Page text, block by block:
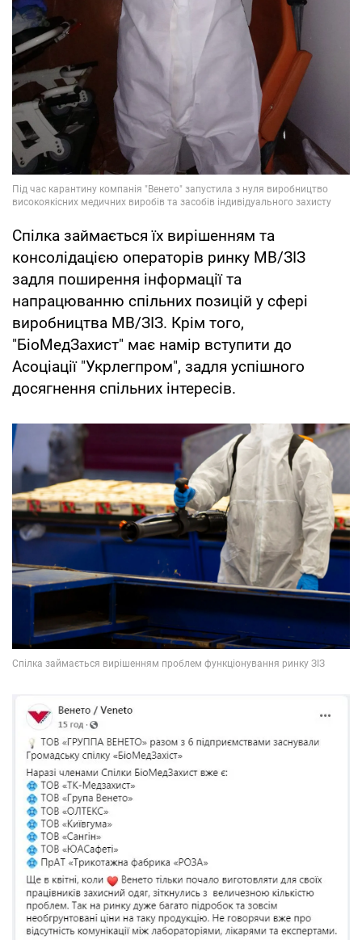
Спілка займається їх вирішенням та
консолідацією операторів ринку МВ/ЗІЗ
задля поширення інформації та
напрацюванню спільних позицій у сфері
виробництва МВ/ЗІЗ. Крім того,
"БіоМедЗахист" має намір вступити до
Асоціації "Укрлегпром", задля успішного
досягнення спільних інтересів.